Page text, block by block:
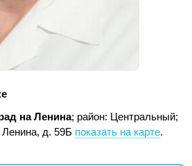
на Ленина; район: Центральный;
д. 59Б показать на карте.